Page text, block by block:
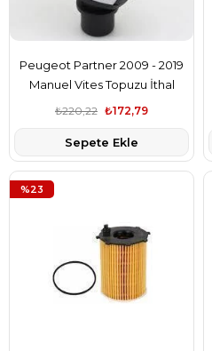
Peugeot Partner 2009 - 2019
Manuel Vites Topuzu İthal
Marka 96738471VV
₺172,79
₺220,22
Sepete Ekle
%23